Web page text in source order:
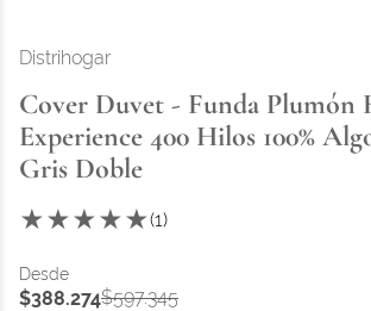
Distrihogar
Cover Duvet - Funda Plumón
Experience 400 Hilos 100%
Gris Doble
★★★★★(1)
$388.274$597.345